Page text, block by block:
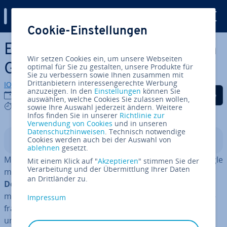
Zum Haupt­in­halt springen
Er­wei­ter­te Websuche mit den
Google-Ope­ra­to­ren
IONOS Redaktion
27.10.2022
7 mins
Auf Facebook teilen
Auf Twitter teilen
Auf LinkedIn
In­halts­ver­zeich­nis
Mit einem Markt­an­teil von mehr als 90 Prozent ist Google
mit Abstand diemeist­ge­nutz­te Such­ma­schi­ne
Deutsch­lands. Tat­säch­lich liefert der Bran­chen­pri­mus
mit der schlich­ten Be­nut­zer­ober­flä­che auf jede Such­an­
fra­ge blitz­schnell Antworten – über­sicht­lich auf­be­rei­tet
und nach Relevanz sortiert. Doch nicht immer er­schei­
Cookie-Einstellungen
Wir setzen Cookies ein, um unsere Webseiten
optimal für Sie zu gestalten, unsere Produkte für
Sie zu verbessern sowie Ihnen zusammen mit
Drittanbietern interessengerechte Werbung
anzuzeigen. In den Einstellungen können Sie
auswählen, welche Cookies Sie zulassen wollen,
sowie Ihre Auswahl jederzeit ändern. Weitere
Infos finden Sie in unserer Richtlinie zur
Verwendung von Cookies und in unseren
Datenschutzhinweisen. Technisch notwendige
Cookies werden auch bei der Auswahl von
ablehnen gesetzt.
Mit einem Klick auf "Akzeptieren" stimmen Sie der
Verarbeitung und der Übermittlung Ihrer Daten
an Drittländer zu.
Impressum